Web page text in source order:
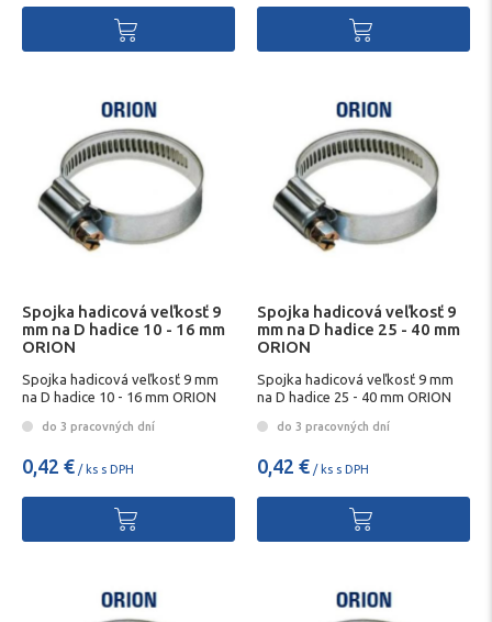
Spojka hadicová veľkosť 9
mm na D hadice 10 - 16 mm
ORION
Spojka hadicová veľkosť 9 mm
na D hadice 10 - 16 mm ORION
do 3 pracovných dní
0,42 € / ks s DPH
Spojka hadicová veľkosť 9
mm na D hadice 25 - 40 mm
ORION
Spojka hadicová veľkosť 9 mm
na D hadice 25 - 40 mm ORION
do 3 pracovných dní
0,42 € / ks s DPH